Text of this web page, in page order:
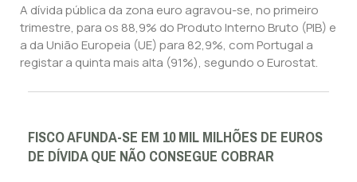
A dívida pública da zona euro agravou-se, no primeiro
trimestre, para os 88,9% do Produto Interno Bruto (PIB) e
a da União Europeia (UE) para 82,9%, com Portugal a
registar a quinta mais alta (91%), segundo o Eurostat.
FISCO AFUNDA-SE EM 10 MIL MILHÕES DE EUROS
DE DÍVIDA QUE NÃO CONSEGUE COBRAR